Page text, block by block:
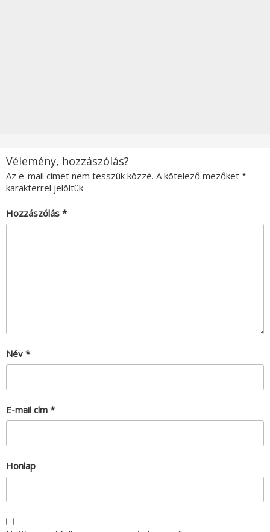
Vélemény, hozzászólás?
Az e-mail címet nem tesszük közzé. A kötelező mezőket *
karakterrel jelöltük
Hozzászólás *
Név *
E-mail cím *
Honlap